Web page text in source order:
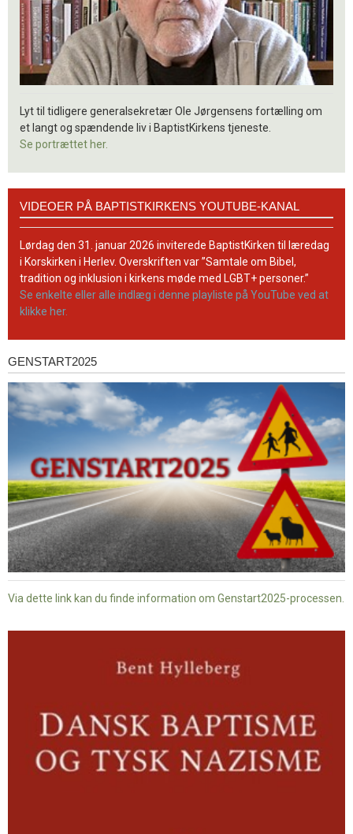
Lyt til tidligere generalsekretær Ole Jørgensens fortælling om
et langt og spændende liv i BaptistKirkens tjeneste.
Se portrættet her.
BaptistKirkens
YouTube-
kanal
VIDEOER PÅ BAPTISTKIRKENS YOUTUBE-KANAL
Lørdag den 31. januar 2026 inviterede BaptistKirken til læredag
i Korskirken i Herlev. Overskriften var ”Samtale om Bibel,
tradition og inklusion i kirkens møde med LGBT+ personer.”
Se enkelte eller alle indlæg i denne playliste på YouTube ved at
klikke her.
Genstart2025
GENSTART2025
Via dette link kan du finde information om Genstart2025-processen.